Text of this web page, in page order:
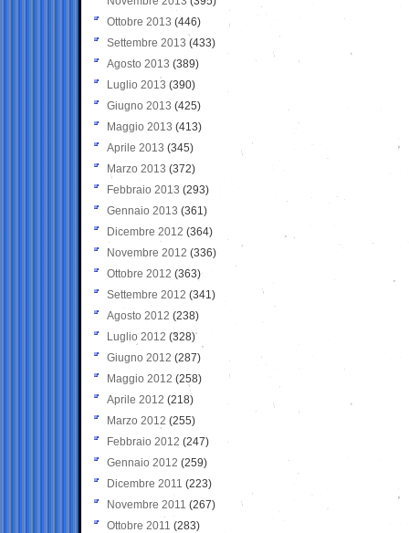
Ottobre 2013 (446)
Settembre 2013 (433)
Agosto 2013 (389)
Luglio 2013 (390)
Giugno 2013 (425)
Maggio 2013 (413)
Aprile 2013 (345)
Marzo 2013 (372)
Febbraio 2013 (293)
Gennaio 2013 (361)
Dicembre 2012 (364)
Novembre 2012 (336)
Ottobre 2012 (363)
Settembre 2012 (341)
Agosto 2012 (238)
Luglio 2012 (328)
Giugno 2012 (287)
Maggio 2012 (258)
Aprile 2012 (218)
Marzo 2012 (255)
Febbraio 2012 (247)
Gennaio 2012 (259)
Dicembre 2011 (223)
Novembre 2011 (267)
Ottobre 2011 (283)